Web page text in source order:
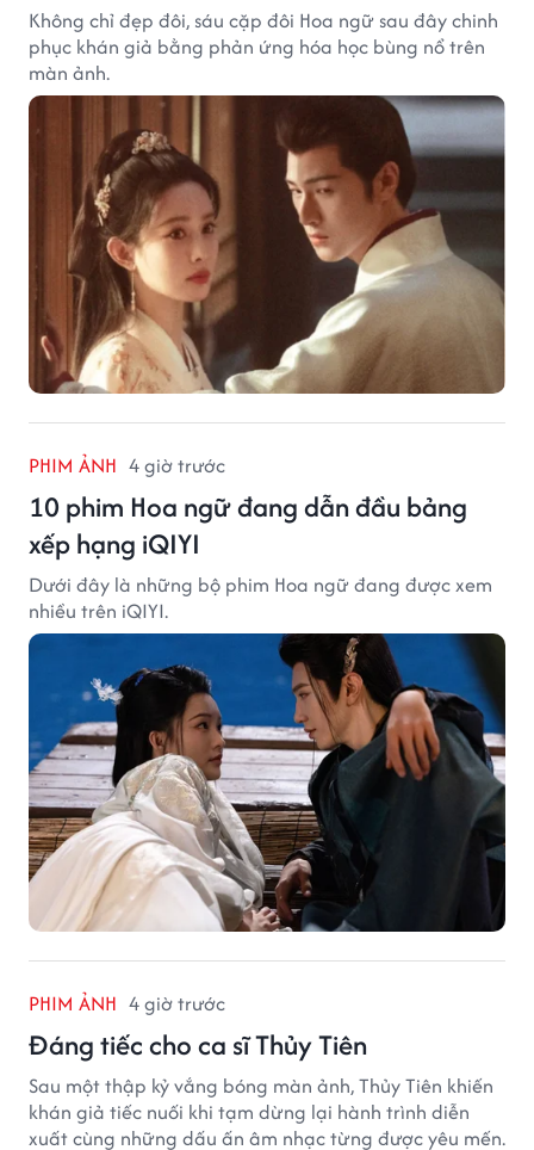
Không chỉ đẹp đôi, sáu cặp đôi Hoa ngữ sau đây chinh
phục khán giả bằng phản ứng hóa học bùng nổ trên
màn ảnh.
PHIM ẢNH 4 giờ trước
10 phim Hoa ngữ đang dẫn đầu bảng
xếp hạng iQIYI
Dưới đây là những bộ phim Hoa ngữ đang được xem
nhiều trên iQIYI.
PHIM ẢNH 4 giờ trước
Đáng tiếc cho ca sĩ Thủy Tiên
Sau một thập kỷ vắng bóng màn ảnh, Thủy Tiên khiến
khán giả tiếc nuối khi tạm dừng lại hành trình diễn
xuất cùng những dấu ấn âm nhạc từng được yêu mến.